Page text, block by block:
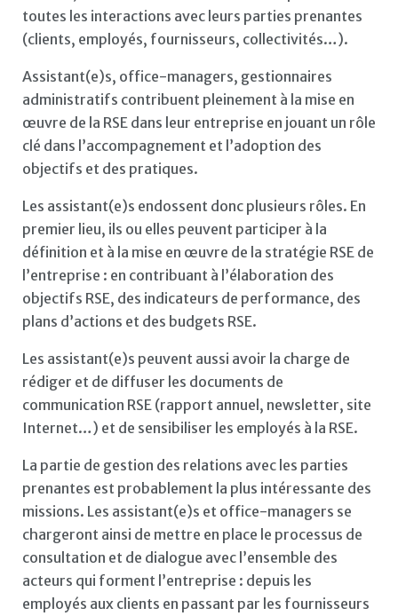
toutes les interactions avec leurs parties prenantes
(clients, employés, fournisseurs, collectivités…).
Assistant(e)s, office-managers, gestionnaires
administratifs contribuent pleinement à la mise en
œuvre de la RSE dans leur entreprise en jouant un rôle
clé dans l’accompagnement et l’adoption des
objectifs et des pratiques.
Les assistant(e)s endossent donc plusieurs rôles. En
premier lieu, ils ou elles peuvent participer à la
définition et à la mise en œuvre de la stratégie RSE de
l’entreprise : en contribuant à l’élaboration des
objectifs RSE, des indicateurs de performance, des
plans d’actions et des budgets RSE.
Les assistant(e)s peuvent aussi avoir la charge de
rédiger et de diffuser les documents de
communication RSE (rapport annuel, newsletter, site
Internet…) et de sensibiliser les employés à la RSE.
La partie de gestion des relations avec les parties
prenantes est probablement la plus intéressante des
missions. Les assistant(e)s et office-managers se
chargeront ainsi de mettre en place le processus de
consultation et de dialogue avec l’ensemble des
acteurs qui forment l’entreprise : depuis les
employés aux clients en passant par les fournisseurs